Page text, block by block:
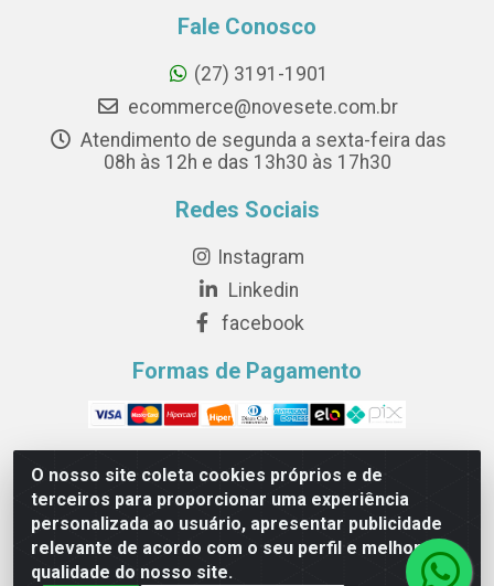
O nosso site coleta cookies próprios e de
terceiros para proporcionar uma experiência
personalizada ao usuário, apresentar publicidade
relevante de acordo com o seu perfil e melhorar a
qualidade do nosso site.
Fale Conosco
(27) 3191-1901
ecommerce@novesete.com.br
Atendimento de segunda a sexta-feira das
08h às 12h e das 13h30 às 17h30
Redes Sociais
Instagram
Linkedin
facebook
Formas de Pagamento
Novesete Distribuidora LTDA - Avenida Setecentos, S/N,
Terminal Intermodal da Serra, Serra/ES - CEP 29161-
414 - CNPJ 29.479.604/0001-44